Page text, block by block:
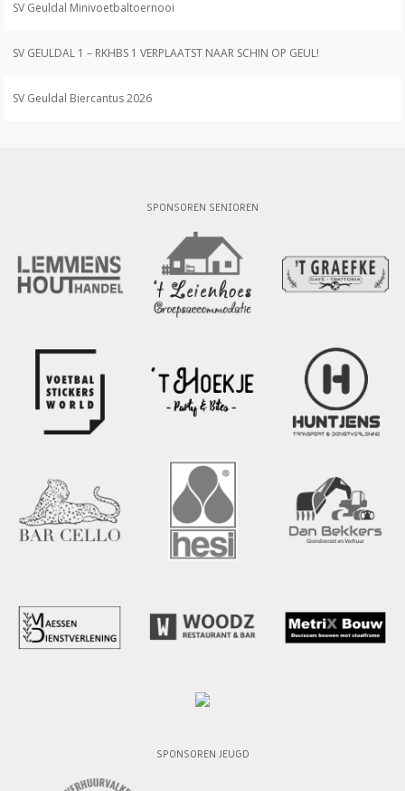
SV Geuldal Minivoetbaltoernooi
SV GEULDAL 1 – RKHBS 1 VERPLAATST NAAR SCHIN OP GEUL!
SV Geuldal Biercantus 2026
SPONSOREN SENIOREN
SPONSOREN JEUGD